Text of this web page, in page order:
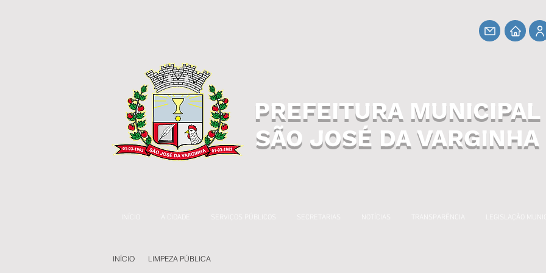
PREFEITURA MUNICIPAL
SÃO JOSÉ DA VARGINHA
A CIDADE SECRETARIAS NOTÍCIAS TRANSPARÊNCIA LEGISLAÇÃO
INÍCIO LIMPEZA PÚBLICA